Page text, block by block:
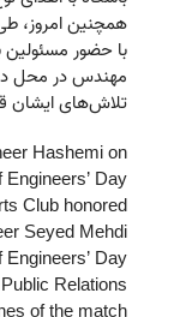
همچنین امروز،
با حضور مسئولین
مهندس در محل
تلاش‌های ایشان
Hashemi on
Day
Club honored
Seyed Mehdi
Day.
Relations